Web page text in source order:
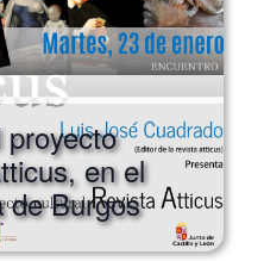
en el
Burgos